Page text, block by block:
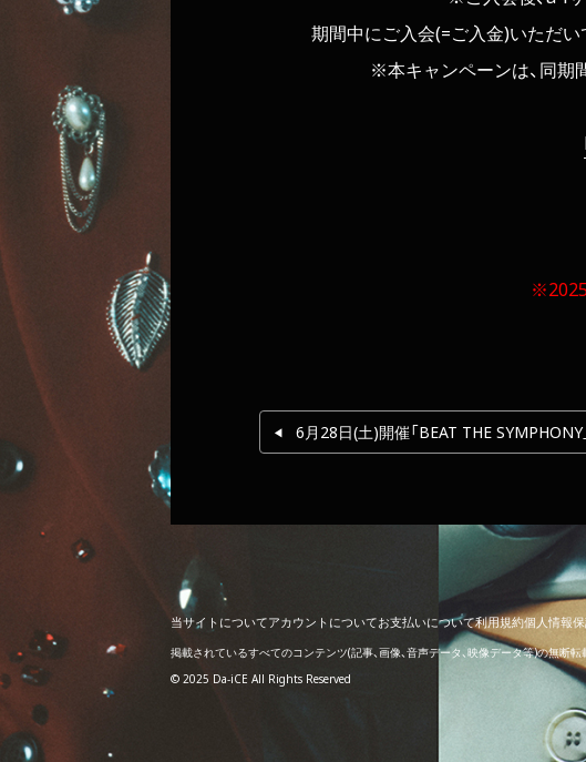
期間中にご入会(=ご入金)いただ
※本キャンペーンは、同期
当サイ ト についてアカウン ト についてお支払いについて利用規約個人情報保
掲載されているすべてのコンテンツ(記事、画像、音声データ、映像データ等)の無断
© 2025 Da-iCE All Rights Reserved